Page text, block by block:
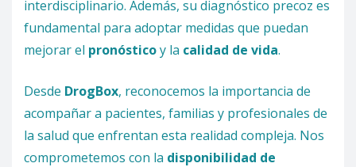
interdisciplinario. Además, su diagnóstico precoz es
fundamental para adoptar medidas que puedan
mejorar el pronósticoy la calidad de vida.
Desde DrogBox, reconocemos la importancia de
acompañar a pacientes, familias y profesionales de
la salud que enfrentan esta realidad compleja. Nos
comprometemos con la disponibilidad de